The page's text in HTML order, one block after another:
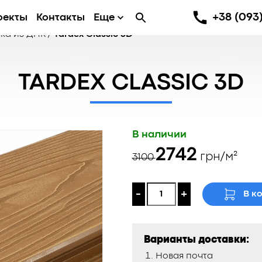
Контакты Еще +38
из ДПК / Tardex Classic 3D
TARDEX CLASSIC 3D
В наличии
3100
составляла
3100 ₴.
2742
Текущая
2742 ₴.
грн/м²
- + В
Варианты доставки:
Новая почта